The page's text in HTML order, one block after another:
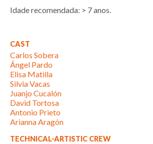
Idade recomendada: > 7 anos.
CAST
Carlos Sobera
Ángel Pardo
Elisa Matilla
Silvia Vacas
Juanjo Cucalón
David Tortosa
Antonio Prieto
Arianna Aragón
TECHNICAL-ARTISTIC CREW